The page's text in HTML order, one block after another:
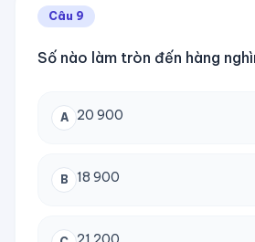
Câu 9
Số nào làm tròn đến hàng
A 20 900
B 18 900